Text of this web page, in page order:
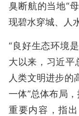
臭断航的当地“
现碧水穿城、人
“良好生态环境
大以来，习近平
人类文明进步的
一体”总体布局
重要内容，指